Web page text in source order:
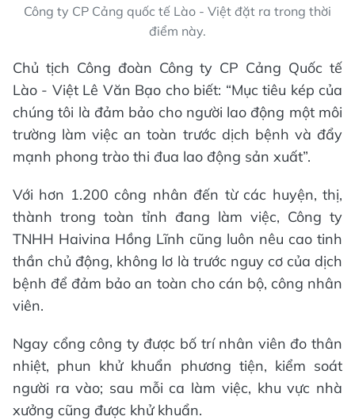
Công ty CP Cảng quốc tế Lào - Việt đặt ra trong thời
điểm này.
Chủ tịch Công đoàn Công ty CP Cảng Quốc tế
Lào - Việt Lê Văn Bạo cho biết: “Mục tiêu kép của
chúng tôi là đảm bảo cho người lao động một môi
trường làm việc an toàn trước dịch bệnh và đẩy
mạnh phong trào thi đua lao động sản xuất”.
Với hơn 1.200 công nhân đến từ các huyện, thị,
thành trong toàn tỉnh đang làm việc, Công ty
TNHH Haivina Hồng Lĩnh cũng luôn nêu cao tinh
thần chủ động, không lơ là trước nguy cơ của dịch
bệnh để đảm bảo an toàn cho cán bộ, công nhân
viên.
Ngay cổng công ty được bố trí nhân viên đo thân
nhiệt, phun khử khuẩn phương tiện, kiểm soát
người ra vào; sau mỗi ca làm việc, khu vực nhà
xưởng cũng được khử khuẩn.